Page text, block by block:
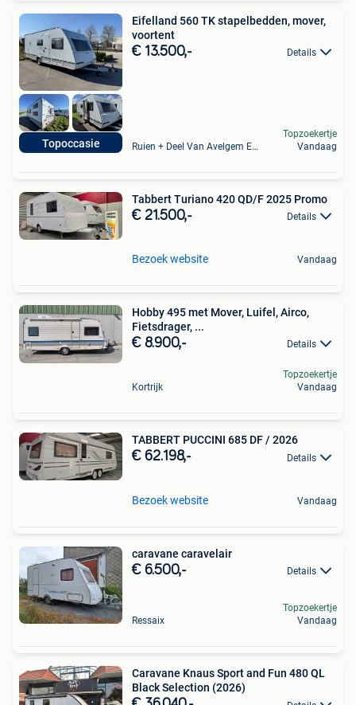
Topoccasie
Eifelland 560 TK stapelbedden, mover,
voortent
€ 13.500,- Details
Ruien + Deel Van Avelgem En Waarmaarde
Topzoekertje
Vandaag
Tabbert Turiano 420 QD/F 2025 Promo
€ 21.500,- Details
Bezoek website Vandaag
Hobby 495 met Mover, Luifel, Airco,
Fietsdrager, ...
€ 8.900,- Details
Kortrijk
Topzoekertje
Vandaag
TABBERT PUCCINI 685 DF / 2026
€ 62.198,- Details
Bezoek website Vandaag
caravane caravelair
€ 6.500,- Details
Ressaix
Topzoekertje
Vandaag
Caravane Knaus Sport and Fun 480 QL
Black Selection (2026)